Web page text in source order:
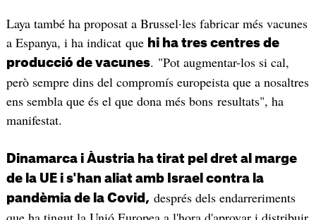
Laya també ha proposat a Brussel·les fabricar més vacunes
a Espanya, i ha indicat que hi ha tres centres de
producció de vacunes. "Pot augmentar-los si cal,
però sempre dins del compromís europeista que a nosaltres
ens sembla que és el que dona més bons resultats", ha
manifestat.
Dinamarca i Àustria ha tirat pel dret al marge
de la UE i s'han aliat amb Israel contra la
pandèmia de la Covid, després dels endarreriments